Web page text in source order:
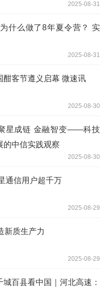
2025-08-31
什么做了8年夏令营？ 实
2025-08-31
酣客节遵义启幕 微速讯
2025-08-30
星成链 金融智变——科技
的中信实践观察
2025-08-30
通信用户超千万
2025-08-29
新质生产力
2025-08-29
百县看中国｜河北高速：